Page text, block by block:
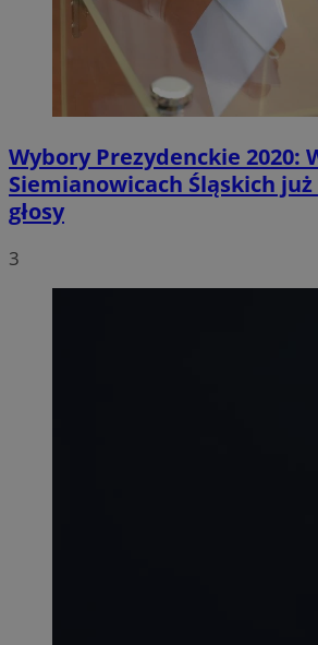
Wybory Prezydenckie 2020:
Siemianowicach Śląskich
głosy
3